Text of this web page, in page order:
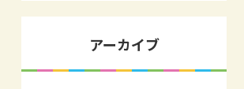
アーカイブ